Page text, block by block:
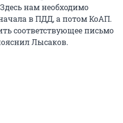
нам необходимо
в ПДД, а потом КоАП.
соответствующее письмо
Лысаков.